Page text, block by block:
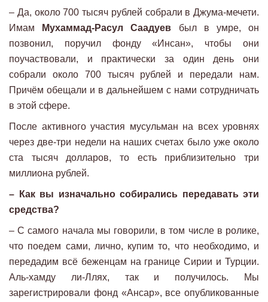
– Да, около 700 тысяч рублей собрали в Джума-мечети.
Имам
Мухаммад-Расул Саадуев был в умре, он
позвонил, поручил фонду «Инсан», чтобы они
поучаствовали, и практически за один день они
собрали около 700 тысяч рублей и передали нам.
Причём обещали и в дальнейшем с нами сотрудничать
в этой сфере.
После активного участия мусульман на всех уровнях
через две-три недели на наших счетах было уже около
ста тысяч долларов, то есть приблизительно три
миллиона рублей.
– Как вы изначально собирались передавать эти
средства?
– С самого начала мы говорили, в том числе в ролике,
что поедем сами, лично, купим то, что необходимо, и
передадим всё беженцам на границе Сирии и Турции.
Аль-хамду ли-Ллях, так и получилось. Мы
зарегистрировали фонд «Ансар», все опубликованные